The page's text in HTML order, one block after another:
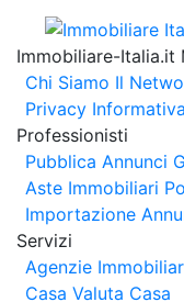
Immobiliare-Italia.it
Chi Siamo Il
Privacy
Professionisti
Pubblica Annunci
Aste Immobiliari
Importazione
Servizi
Agenzie
Casa Valuta Casa